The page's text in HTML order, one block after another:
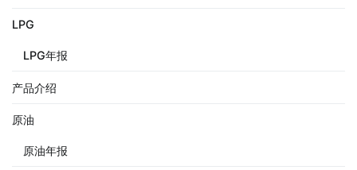
LPG
LPG年报
产品介绍
原油
原油年报